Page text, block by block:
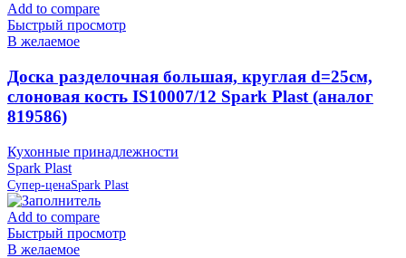
Add to compare
Быстрый просмотр
В желаемое
Доска разделочная большая, круглая d=25см,
слоновая кость IS10007/12 Spark Plast (аналог
819586)
Кухонные принадлежности
Spark Plast
Супер-ценаSpark Plast
Add to compare
Быстрый просмотр
В желаемое